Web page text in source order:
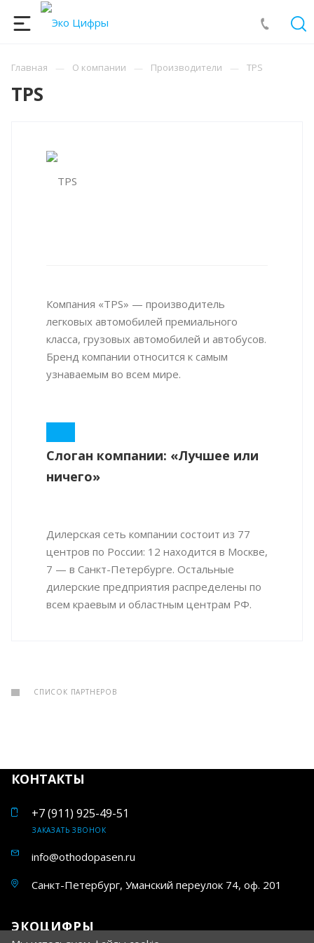
Главная О компании Производители TPS
TPS
Компания «TPS» — производитель
легковых автомобилей премиального
класса, грузовых автомобилей и автобусов.
Бренд компании относится к самым
узнаваемым во всем мире.
Слоган компании: «Лучшее или
ничего»
Дилерская сеть компании состоит из 77
центров по России: 12 находится в Москве,
7 — в Санкт-Петербурге. Остальные
дилерские предприятия распределены по
всем краевым и областным центрам РФ.
СПИСОК ПАРТНЕРОВ
КОНТАКТЫ
+7 (911) 925-49-51
ЗАКАЗАТЬ ЗВОНОК
info@othodopasen.ru
Санкт-Петербург, Уманский переулок 74, оф. 201
ЭКОЦИФРЫ